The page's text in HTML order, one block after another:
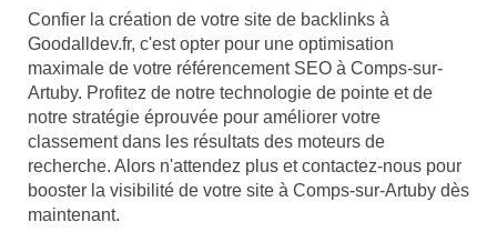
Confier la création de votre site de backlinks à
Goodalldev.fr, c'est opter pour une optimisation
maximale de votre référencement SEO à Comps-sur-
Artuby. Profitez de notre technologie de pointe et de
notre stratégie éprouvée pour améliorer votre
classement dans les résultats des moteurs de
recherche. Alors n'attendez plus et contactez-nous pour
booster la visibilité de votre site à Comps-sur-Artuby dès
maintenant.